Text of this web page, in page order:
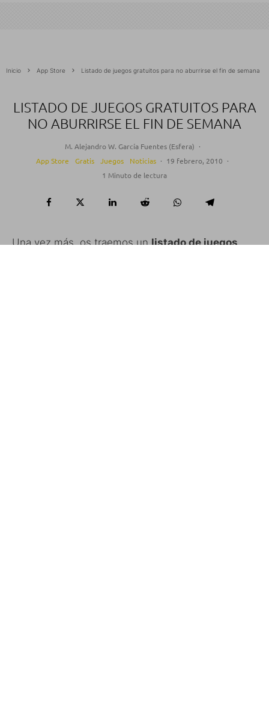
Inicio App Store Listado de juegos gratuitos para no aburrirse el fin de semana
LISTADO DE JUEGOS GRATUITOS PARA
NO ABURRIRSE EL FIN DE SEMANA
M. Alejandro W. García Fuentes (Esfera) ·
App Store
Gratis Juegos Noticias · 19 febrero, 2010 ·
1 Minuto de lectura
Una vez más, os traemos unlistado de juegos